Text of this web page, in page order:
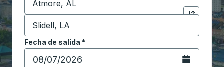
Comience a escribir la ciudad de origen para abrir
Haga clic
Destino *
Comience a escribir la ciudad de destino para
Fecha de salida *
Escriba la fecha en formato de fecha Barra diagonal
Abra el